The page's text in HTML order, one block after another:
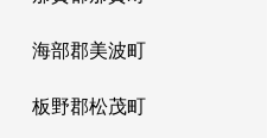
海部郡美波町
板野郡松茂町